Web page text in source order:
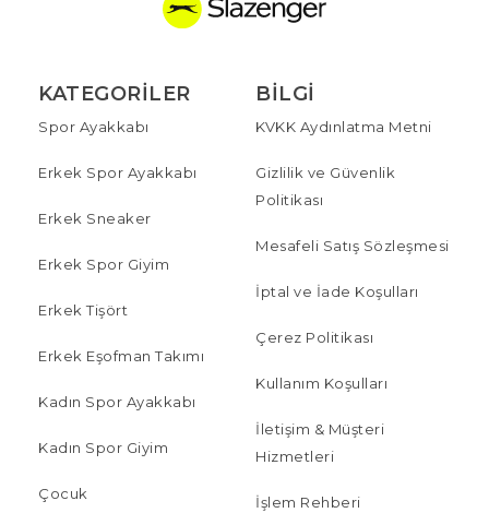
KATEGORILER
Spor Ayakkabı
Erkek Spor Ayakkabı
Erkek Sneaker
Erkek Spor Giyim
Erkek Tişört
Erkek Eşofman Takımı
Kadın Spor Ayakkabı
Kadın Spor Giyim
Çocuk
BILGI
KVKK Aydınlatma Metni
Gizlilik ve Güvenlik
Politikası
Mesafeli Satış Sözleşmesi
İptal ve İade Koşulları
Çerez Politikası
Kullanım Koşulları
İletişim & Müşteri
Hizmetleri
İşlem Rehberi